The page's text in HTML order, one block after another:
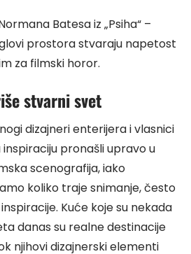
Batesa iz „Psiha“ –
prostora stvaraju napetost
za filmski horor.
stvarni svet
dizajneri enterijera i vlasnici
pronašli upravo u
scenografija, iako
koliko traje snimanje, često
Kuće koje su nekada
danas su realne destinacije
njihovi dizajnerski elementi